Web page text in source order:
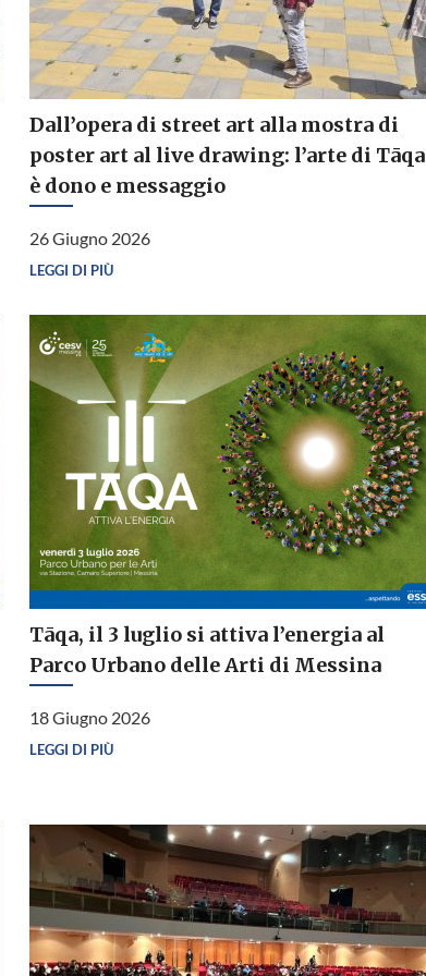
Dall’opera di street art alla mostra di
poster art al live drawing: l’arte di Tāqa
è dono e messaggio
26 Giugno 2026
LEGGI DI PIÙ
Tāqa, il 3 luglio si attiva l’energia al
Parco Urbano delle Arti di Messina
18 Giugno 2026
LEGGI DI PIÙ